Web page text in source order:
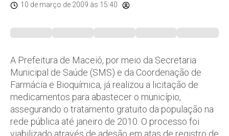
10 de março de 2009 às 15:40
A Prefeitura de Maceió, por meio da Secretaria
Municipal de Saúde (SMS) e da Coordenação de
Farmácia e Bioquímica, já realizou a licitação de
medicamentos para abastecer o município,
assegurando o tratamento gratuito da população na
rede pública até janeiro de 2010. O processo foi
viabilizado através de adesão em atas de registro de